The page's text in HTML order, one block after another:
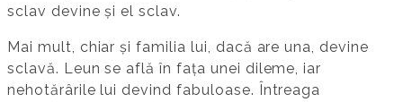
sclav devine și el sclav.
Mai mult, chiar și familia lui, dacă are una, devine
sclavă. Leun se află în fața unei dileme, iar
nehotărârile lui devind fabuloase. Întreaga